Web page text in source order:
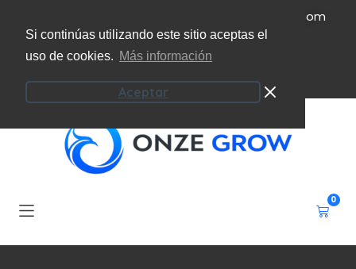
Si continúas utilizando este sitio aceptas el
uso de cookies. Más información
Aceptar
info@onzeecoaching.com
Campus virtual Mi cuenta
0